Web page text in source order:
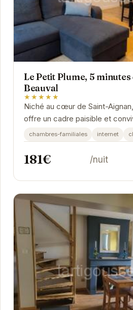
Le Petit Plume, 5 minutes
Beauval
★★★★★
Niché au cœur de Saint-
offre un cadre paisible et
Zoo de Beauval. Ses
son...
chambres-familiales internet
181€ /nuit